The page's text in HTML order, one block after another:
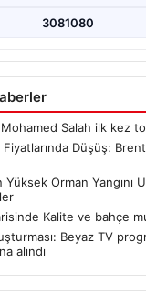
3081080
Salah ilk kez
Fiyatlarında Düşüş:
Orman Yangını
Kalite ve bahçe
Beyaz TV
alındı